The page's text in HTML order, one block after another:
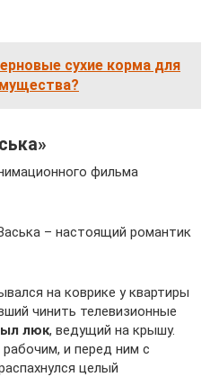
сухие корма для
фильма
– настоящий романтик
на коврике у квартиры
чинить телевизионные
люк, ведущий на крышу.
и перед ним с
целый